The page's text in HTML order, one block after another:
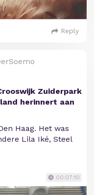
Reply
Zuiderpark
herinnert aan
Haag. Het was
Lila Iké, Steel
00:07:10